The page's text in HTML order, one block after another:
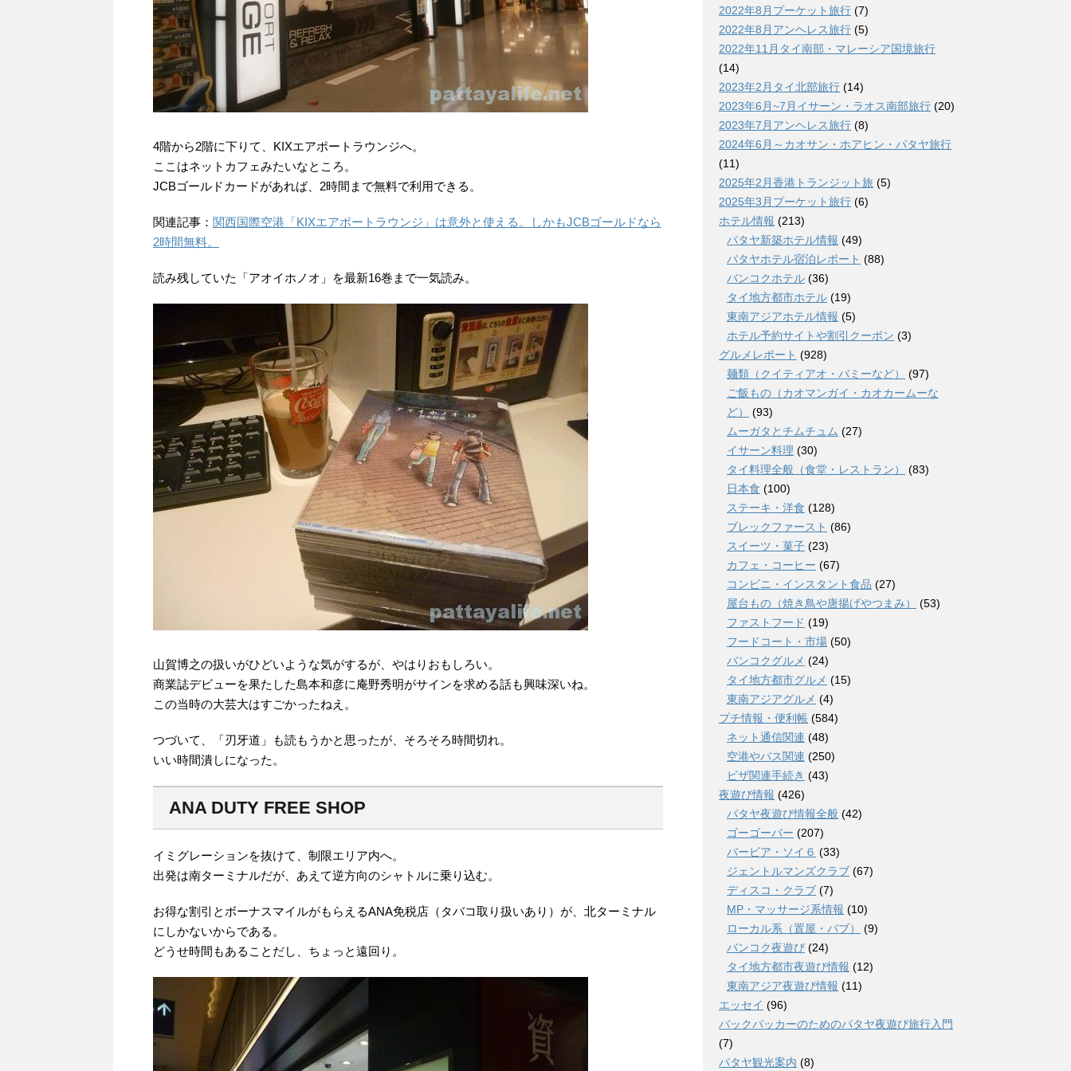
4階から2階に下りて、KIXエアポートラウンジへ。
ここはネットカフェみたいなところ。
JCBゴールドカードがあれば、2時間まで無料で利用できる。
関連記事： 関西国際空港「KIXエアポートラウンジ」は意外と使える。しかもJCBゴールドなら
2時間無料。
読み残していた「アオイホノオ」を最新16巻まで一気読み。
山賀博之の扱いがひどいような気がするが、やはりおもしろい。
商業誌デビューを果たした島本和彦に庵野秀明がサインを求める話も興味深いね。
この当時の大芸大はすごかったねえ。
つづいて、「刃牙道」も読もうかと思ったが、そろそろ時間切れ。
いい時間潰しになった。
ANA DUTY FREE SHOP
イミグレーションを抜けて、制限エリア内へ。
出発は南ターミナルだが、あえて逆方向のシャトルに乗り込む。
お得な割引とボーナスマイルがもらえるANA免税店（タバコ取り扱いあり）が、北ターミナル
にしかないからである。
どうせ時間もあることだし、ちょっと遠回り。
2022年8月プーケット旅行 (7)
2022年8月アンヘレス旅行 (5)
2022年11月タイ南部・マレーシア国境旅行
(14)
2023年2月タイ北部旅行 (14)
2023年6月~7月イサーン・ラオス南部旅行 (20)
2023年7月アンヘレス旅行 (8)
2024年6月～カオサン・ホアヒン・パタヤ旅行
(11)
2025年2月香港トランジット旅 (5)
2025年3月プーケット旅行 (6)
ホテル情報 (213)
パタヤ新築ホテル情報 (49)
パタヤホテル宿泊レポート (88)
バンコクホテル (36)
タイ地方都市ホテル (19)
東南アジアホテル情報 (5)
ホテル予約サイトや割引クーポン (3)
グルメレポート (928)
麺類（クイティアオ・バミーなど）
(97)
ご飯もの（カオマンガイ・カオカームーな
ど）
(93)
ムーガタとチムチュム (27)
イサーン料理 (30)
タイ料理全般（食堂・レストラン）
(83)
日本食 (100)
ステーキ・洋食 (128)
ブレックファースト (86)
スイーツ・菓子 (23)
カフェ・コーヒー (67)
コンビニ・インスタント食品 (27)
屋台もの（焼き鳥や唐揚げやつまみ）
(53)
ファストフード (19)
フードコート・市場 (50)
バンコクグルメ (24)
タイ地方都市グルメ (15)
東南アジアグルメ (4)
プチ情報・便利帳 (584)
ネット通信関連 (48)
空港やバス関連 (250)
ビザ関連手続き (43)
夜遊び情報 (426)
パタヤ夜遊び情報全般 (42)
ゴーゴーバー (207)
バービア・ソイ６ (33)
ジェントルマンズクラブ (67)
ディスコ・クラブ (7)
MP・マッサージ系情報 (10)
ローカル系（置屋・パブ）
(9)
バンコク夜遊び (24)
タイ地方都市夜遊び情報 (12)
東南アジア夜遊び情報 (11)
エッセイ (96)
バックパッカーのためのパタヤ夜遊び旅行入門
(7)
パタヤ観光案内 (8)